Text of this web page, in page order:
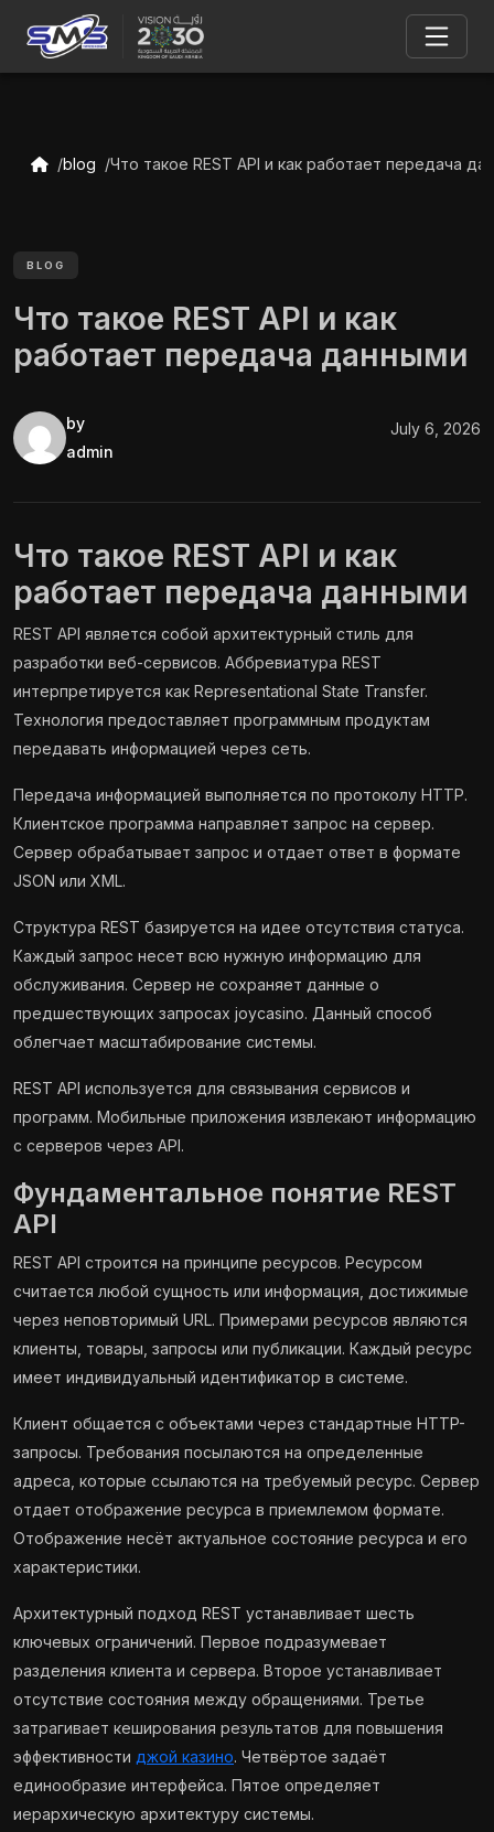
blog Что такое REST API и как работает передача
BLOG
Что такое REST API и как
работает передача данными
by
admin
July 6, 2026
Что такое REST API и как
работает передача данными
REST API является собой архитектурный стиль для
разработки веб-сервисов. Аббревиатура REST
интерпретируется как Representational State Transfer.
Технология предоставляет программным продуктам
передавать информацией через сеть.
Передача информацией выполняется по протоколу HTTP.
Клиентское программа направляет запрос на сервер.
Сервер обрабатывает запрос и отдает ответ в формате
JSON или XML.
Структура REST базируется на идее отсутствия статуса.
Каждый запрос несет всю нужную информацию для
обслуживания. Сервер не сохраняет данные о
предшествующих запросах joycasino. Данный способ
облегчает масштабирование системы.
REST API используется для связывания сервисов и
программ. Мобильные приложения извлекают информацию
с серверов через API.
Фундаментальное понятие REST
API
REST API строится на принципе ресурсов. Ресурсом
считается любой сущность или информация, достижимые
через неповторимый URL. Примерами ресурсов являются
клиенты, товары, запросы или публикации. Каждый ресурс
имеет индивидуальный идентификатор в системе.
Клиент общается с объектами через стандартные HTTP-
запросы. Требования посылаются на определенные
адреса, которые ссылаются на требуемый ресурс. Сервер
отдает отображение ресурса в приемлемом формате.
Отображение несёт актуальное состояние ресурса и его
характеристики.
Архитектурный подход REST устанавливает шесть
ключевых ограничений. Первое подразумевает
разделения клиента и сервера. Второе устанавливает
отсутствие состояния между обращениями. Третье
затрагивает кеширования результатов для повышения
эффективности джой казино. Четвёртое задаёт
единообразие интерфейса. Пятое определяет
иерархическую архитектуру системы.